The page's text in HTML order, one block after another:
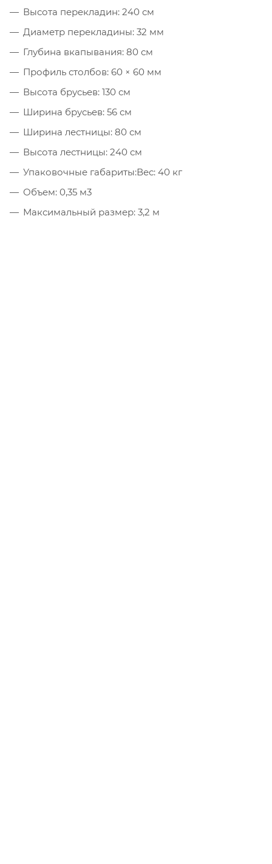
Высота перекладин: 240 см
Диаметр перекладины: 32 мм
Глубина вкапывания: 80 см
Профиль столбов: 60 × 60 мм
Высота брусьев: 130 см
Ширина брусьев: 56 см
Ширина лестницы: 80 см
Высота лестницы: 240 см
Упаковочные габариты:Вес: 40 кг
Объем: 0,35 м3
Максимальный размер: 3,2 м